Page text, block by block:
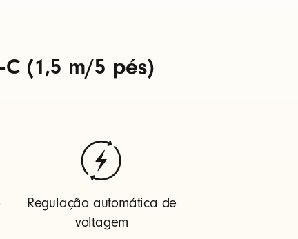
(1,5 m/5 pés)
Regulação automática de
voltagem